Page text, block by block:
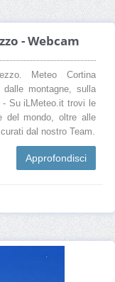
- Webcam
Meteo Cortina
montagne, sulla
Su iLMeteo.it trovi le
del mondo, oltre alle
dal nostro Team.
Approfondisci